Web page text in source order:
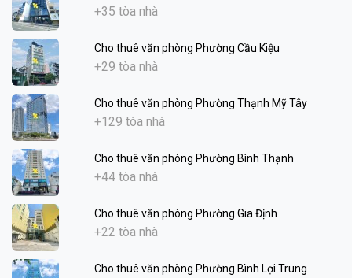
+35 tòa nhà
Cho thuê văn phòng Phường Cầu Kiệu
+29 tòa nhà
Cho thuê văn phòng Phường Thạnh Mỹ Tây
+129 tòa nhà
Cho thuê văn phòng Phường Bình Thạnh
+44 tòa nhà
Cho thuê văn phòng Phường Gia Định
+22 tòa nhà
Cho thuê văn phòng Phường Bình Lợi Trung